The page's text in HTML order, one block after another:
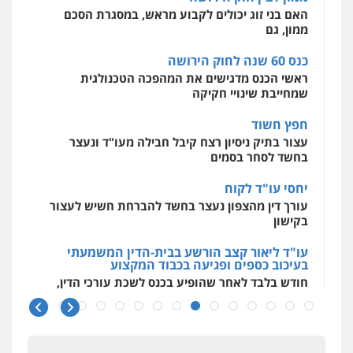
מרכז התחלה חדשה
אסירים עבירות מין שירותים מקצועיים
לעורכי דין
0544500346
האם בני זוג יכולים לקבוע מראש, במסגרת הסכם
ממון, גם
כנס 60 שנה לחוק הירושה
ראשי הכנס מדגישים את המהפכה הטכנולגית
שמחייבת שינויי חקיקה
חפץ חשוד
עצור בתיק ניסיון רצח קיבל חבילה מעו"ד ונעצר
בחשד לסחר בסמים
יחסי עו"ד לקוח
עורך דין מהצפון נעצר בחשד להברחת חשיש לעצור
בקישון
עו"ד ליאור קצב הורשע בבית-הדין המשמעתי
בעיכוב כספים ופגיעה בכבוד המקצוע
חודש בלבד לאחר שהופיע בכנס לשכת עורכי הדין,